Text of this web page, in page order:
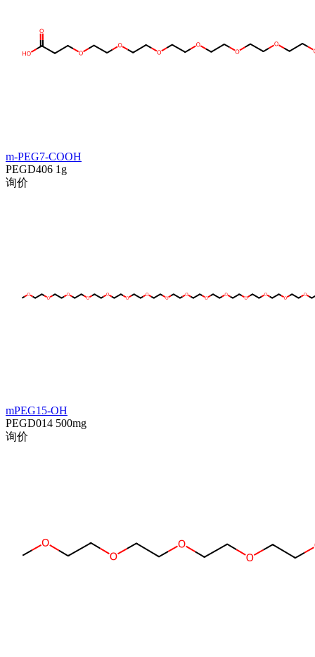
m-PEG7-COOH
PEGD406 1g
询价
mPEG15-OH
PEGD014 500mg
询价